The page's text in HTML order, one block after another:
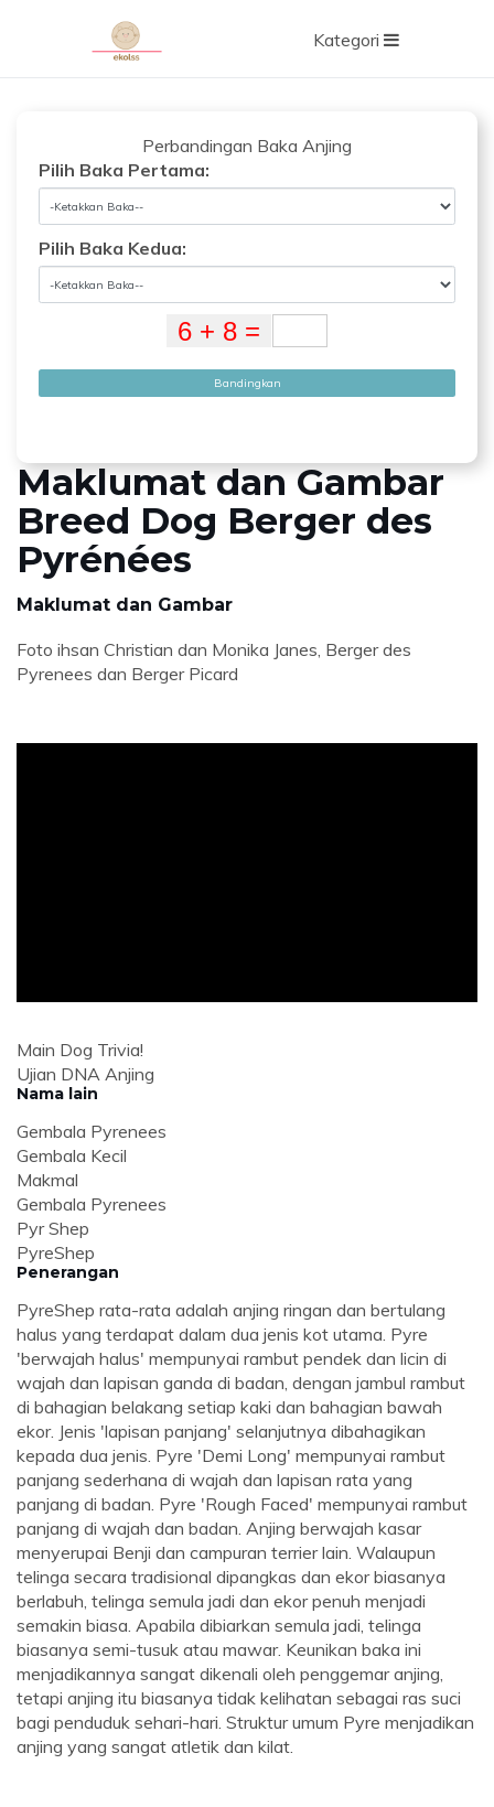
Kategori
Perbandingan Baka Anjing
Pilih Baka Pertama:
Pilih Baka Kedua:
Bandingkan
Maklumat dan Gambar
Breed Dog Berger des
Pyrénées
Maklumat dan Gambar
Foto ihsan Christian dan Monika Janes, Berger des
Pyrenees dan Berger Picard
Main Dog Trivia!
Ujian DNA Anjing
Nama lain
Gembala Pyrenees
Gembala Kecil
Makmal
Gembala Pyrenees
Pyr Shep
PyreShep
Penerangan
PyreShep rata-rata adalah anjing ringan dan bertulang
halus yang terdapat dalam dua jenis kot utama. Pyre
'berwajah halus' mempunyai rambut pendek dan licin di
wajah dan lapisan ganda di badan, dengan jambul rambut
di bahagian belakang setiap kaki dan bahagian bawah
ekor. Jenis 'lapisan panjang' selanjutnya dibahagikan
kepada dua jenis. Pyre 'Demi Long' mempunyai rambut
panjang sederhana di wajah dan lapisan rata yang
panjang di badan. Pyre 'Rough Faced' mempunyai rambut
panjang di wajah dan badan. Anjing berwajah kasar
menyerupai Benji dan campuran terrier lain. Walaupun
telinga secara tradisional dipangkas dan ekor biasanya
berlabuh, telinga semula jadi dan ekor penuh menjadi
semakin biasa. Apabila dibiarkan semula jadi, telinga
biasanya semi-tusuk atau mawar. Keunikan baka ini
menjadikannya sangat dikenali oleh penggemar anjing,
tetapi anjing itu biasanya tidak kelihatan sebagai ras suci
bagi penduduk sehari-hari. Struktur umum Pyre menjadikan
anjing yang sangat atletik dan kilat.